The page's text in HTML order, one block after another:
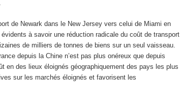
.
de Newark dans le New Jersey vers celui de Miami en
à savoir une réduction radicale du coût de transport
de milliers de tonnes de biens sur un seul vaisseau.
depuis la Chine n’est pas plus onéreux que depuis
en des lieux éloignés géographiquement des pays les plus
sur les marchés éloignés et favorisent les